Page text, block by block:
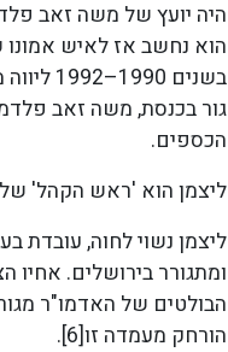
היה יועץ של משה זאב
בשנים
גור בכנסת, משה זאב
הכספים.
ליצמן הוא 'ראש הקהל' של
ומתגורר בירושלים. אחיו
הבולטים של האדמו"ר
הורחק מעמדה זו[6].